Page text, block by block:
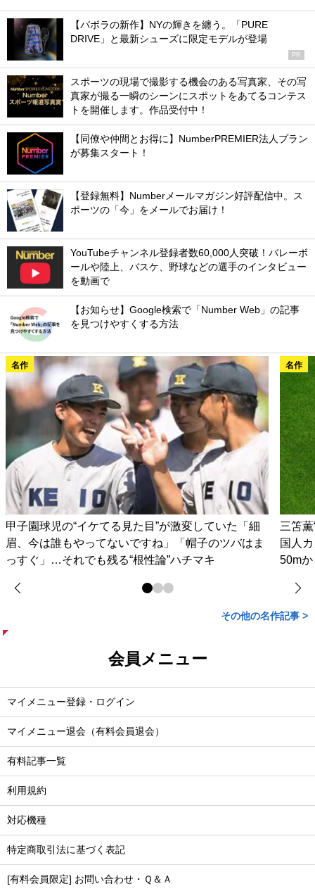
【バボラの新作】NYの輝きを纏う。「PURE
DRIVE」と最新シューズに限定モデルが登場
PR
スポーツの現場で撮影する機会のある写真家、その写
真家が撮る一瞬のシーンにスポットをあてるコンテス
トを開催します。作品受付中！
【同僚や仲間とお得に】NumberPREMIER法人プラン
が募集スタート！
【登録無料】Numberメールマガジン好評配信中。ス
ポーツの「今」をメールでお届け！
YouTubeチャンネル登録者数60,000人突破！バレーボ
ールや陸上、バスケ、野球などの選手のインタビュー
を動画で
【お知らせ】Google検索で「Number Web」の記事
を見つけやすくする方法
名作
甲子園球児の“イケてる見た目”が激変していた「細
眉、今は誰もやってないですね」「帽子のツバはま
っすぐ」…それでも残る“根性論”ハチマキ
名作
三笘
国人
50m
その他の名作記事 >
会員メニュー
マイメニュー登録・ログイン
マイメニュー退会（有料会員退会）
有料記事一覧
利用規約
対応機種
特定商取引法に基づく表記
[有料会員限定] お問い合わせ・Ｑ＆Ａ